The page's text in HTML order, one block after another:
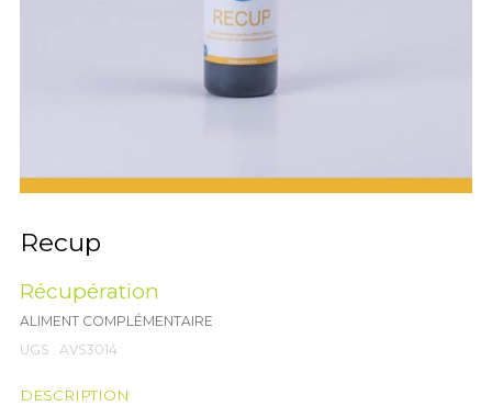
Recup
Récupération
ALIMENT COMPLÉMENTAIRE
UGS : AVS3014
DESCRIPTION